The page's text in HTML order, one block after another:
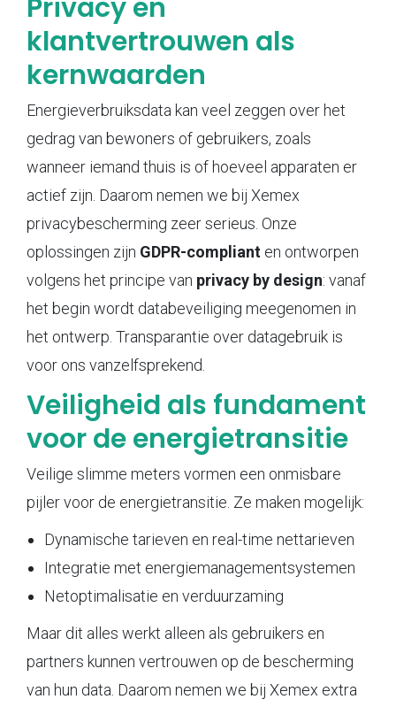
Privacy en
klantvertrouwen als
kernwaarden
Energieverbruiksdata kan veel zeggen over het
gedrag van bewoners of gebruikers, zoals
wanneer iemand thuis is of hoeveel apparaten er
actief zijn. Daarom nemen we bij Xemex
privacybescherming zeer serieus. Onze
oplossingen zijn GDPR-compliant en ontworpen
volgens het principe van privacy by design: vanaf
het begin wordt databeveiliging meegenomen in
het ontwerp. Transparantie over datagebruik is
voor ons vanzelfsprekend.
Veiligheid als fundament
voor de energietransitie
Veilige slimme meters vormen een onmisbare
pijler voor de energietransitie. Ze maken mogelijk:
Dynamische tarieven en real-time nettarieven
Integratie met energiemanagementsystemen
Netoptimalisatie en verduurzaming
Maar dit alles werkt alleen als gebruikers en
partners kunnen vertrouwen op de bescherming
van hun data. Daarom nemen we bij Xemex extra